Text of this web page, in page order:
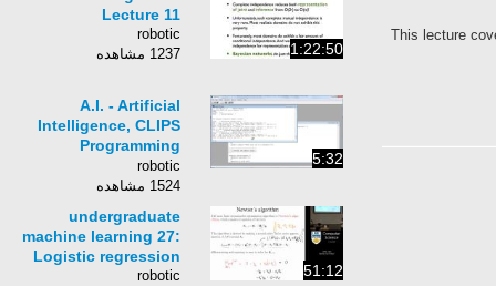
This lecture
1:22:50
Lecture 11
robotic
1237 مشاهده
5:32
A.I. - Artificial
Intelligence, CLIPS
Programming
Language, quick run
thru! Car Diagnosis!
robotic
1524 مشاهده
51:12
undergraduate
machine learning 27:
Logistic regression
robotic